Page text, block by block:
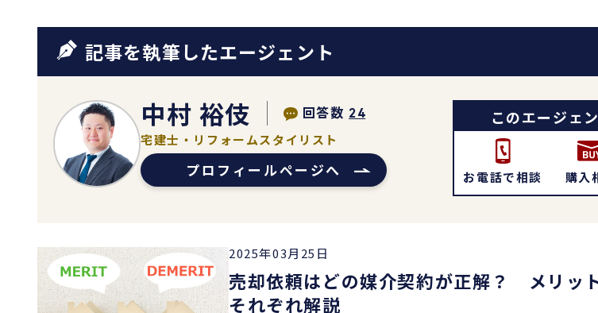
記事を執筆したエージェント
中村 裕伎 回答数 24
宅建士・リフォームスタイリスト
プロフィールページへ
このエージェ
お電話で相談 購入
2025年03月25日
売却依頼はどの媒介契約が正解？ メリッ
それぞれ解説